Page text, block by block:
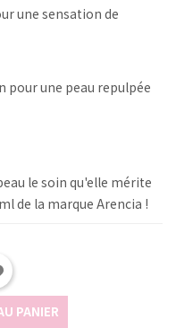
une sensation de
une peau repulpée
le soin qu'elle mérite
de la marque Arencia !
PANIER